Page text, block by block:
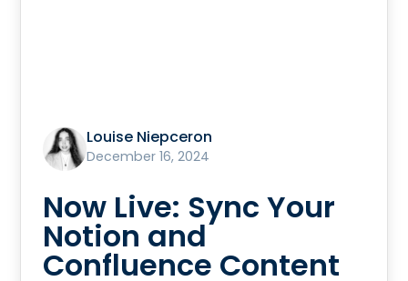
Louise Niepceron
December 16, 2024
Now Live: Sync Your
Notion and
Confluence Content